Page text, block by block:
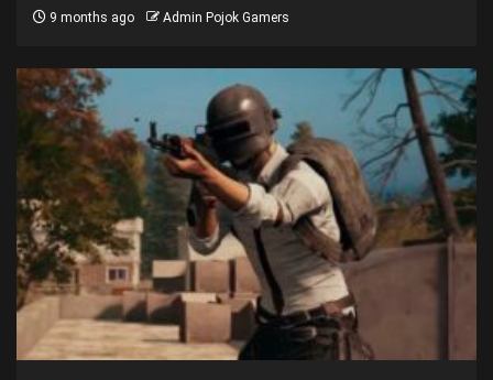
9 months ago Admin Pojok Gamers